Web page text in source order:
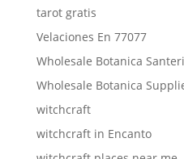
tarot gratis
Velaciones En 77077
Wholesale Botanica
Wholesale Botanica
witchcraft
witchcraft in Encanto